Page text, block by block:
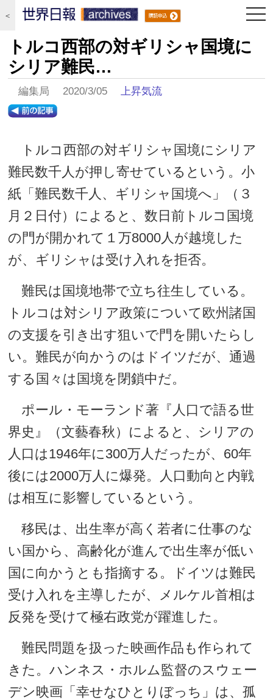
＜
トルコ西部の対ギリシャ国境に
シリア難民…
編集局 2020/3/05上昇気流
トルコ西部の対ギリシャ国境にシリア
難民数千人が押し寄せているという。小
紙「難民数千人、ギリシャ国境へ」（３
月２日付）によると、数日前トルコ国境
の門が開かれて１万8000人が越境した
が、ギリシャは受け入れを拒否。
難民は国境地帯で立ち往生している。
トルコは対シリア政策について欧州諸国
の支援を引き出す狙いで門を開いたらし
い。難民が向かうのはドイツだが、通過
する国々は国境を閉鎖中だ。
ポール・モーランド著『人口で語る世
界史』（文藝春秋）によると、シリアの
人口は1946年に300万人だったが、60年
後には2000万人に爆発。人口動向と内戦
は相互に影響しているという。
移民は、出生率が高く若者に仕事のな
い国から、高齢化が進んで出生率が低い
国に向かうとも指摘する。ドイツは難民
受け入れを主導したが、メルケル首相は
反発を受けて極右政党が躍進した。
難民問題を扱った映画作品も作られて
きた。ハンネス・ホルム監督のスウェー
デン映画「幸せなひとりぼっち」は、孤